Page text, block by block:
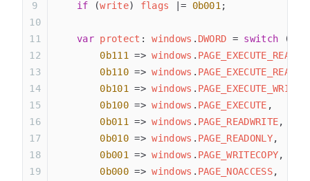
    if
(write) flags |= 0b001 ;
    var
protect : windows . DWORD = switch (
        0b111
=> windows .
        0b110
=> windows . PAGE_EXECUTE_READ
        0b101
=> windows .
        0b100
=> windows . PAGE_EXECUTE ,
        0b011
=> windows . PAGE_READWRITE,
        0b010
=> windows . PAGE_READONLY,
        0b001
=> windows . PAGE_WRITECOPY,
        0b000
=> windows . PAGE_NOACCESS,